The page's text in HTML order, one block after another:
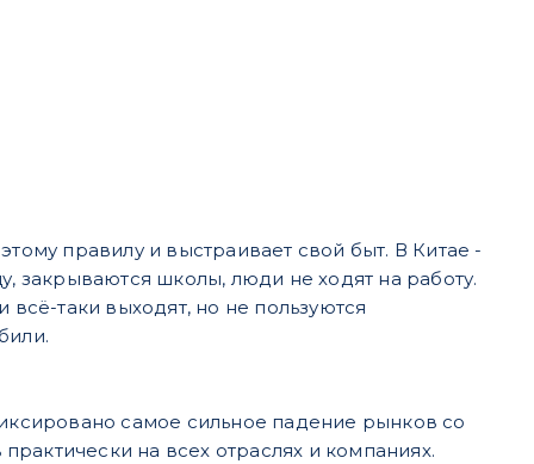
правилу и выстраивает свой быт. В Китае -
закрываются школы, люди не ходят на работу.
таки выходят, но не пользуются
самое сильное падение рынков со
на всех отраслях и компаниях.